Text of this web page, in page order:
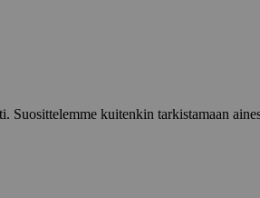
Suosittelemme kuitenkin tarkistamaan